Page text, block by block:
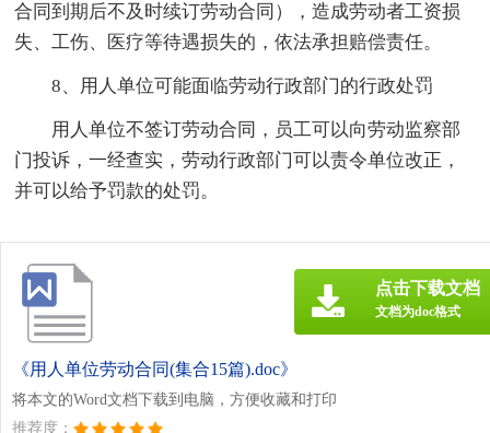
合同到期后不及时续订劳动合同），造成劳动者工资损
失、工伤、医疗等待遇损失的，依法承担赔偿责任。
8、用人单位可能面临劳动行政部门的行政处罚
用人单位不签订劳动合同，员工可以向劳动监察部
门投诉，一经查实，劳动行政部门可以责令单位改正，
并可以给予罚款的处罚。
《用人单位劳动合同(集合15篇).doc》
将本文的Word文档下载到电脑，方便收藏和打印
推荐度：
点击下载文档
文档为doc格式